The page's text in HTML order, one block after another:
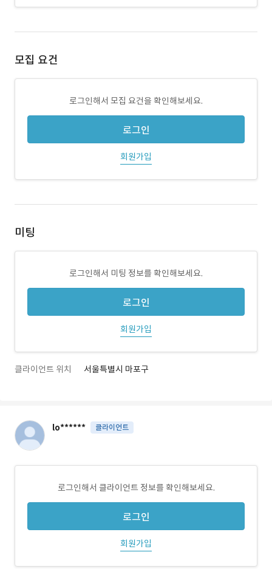
모집 요건
로그인해서 모집 요건을 확인해보세요.
로그인
회원가입
미팅
로그인해서 미팅 정보를 확인해보세요.
로그인
회원가입
클라이언트 위치 서울특별시 마포구
lo****** 클라이언트
로그인해서 클라이언트 정보를 확인해보세요.
로그인
회원가입